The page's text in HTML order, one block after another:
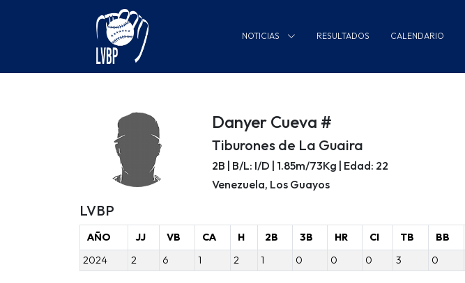
NOTICIAS RESULTADOS CALENDARIO
Danyer Cueva #
Tiburones de La Guaira
2B | B/L: I/D | 1.85m/73Kg | Edad: 22
Venezuela, Los Guayos
LVBP
AÑO JJ VB CA H 2B 3B HR CI TB BB
2024
2 6 1 2 1 0 0 0 3 0